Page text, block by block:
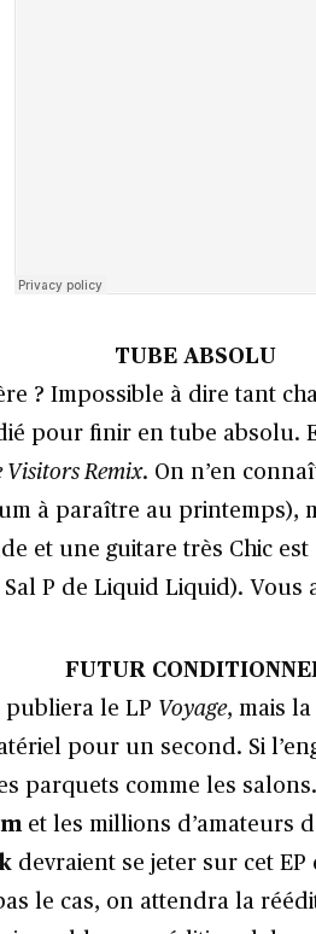
TUBE ABSOLU
? Impossible à dire tant
pour finir en tube absolu.
Visitors Remix. On n’en
à paraître au printemps),
et une guitare très Chic est
Sal P de Liquid Liquid). Vous
FUTUR
publiera le LP Voyage, mais
pour un second. Si
parquets comme les
et les millions d’amateurs
devraient se jeter sur cet
le cas, on attendra la